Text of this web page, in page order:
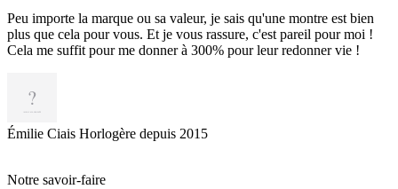
Peu importe la marque ou sa valeur, je sais qu'une montre est bien
plus que cela pour vous. Et je vous rassure, c'est pareil pour moi !
Cela me suffit pour me donner à 300% pour leur redonner vie !
Émilie Ciais Horlogère depuis 2015
Notre savoir-faire